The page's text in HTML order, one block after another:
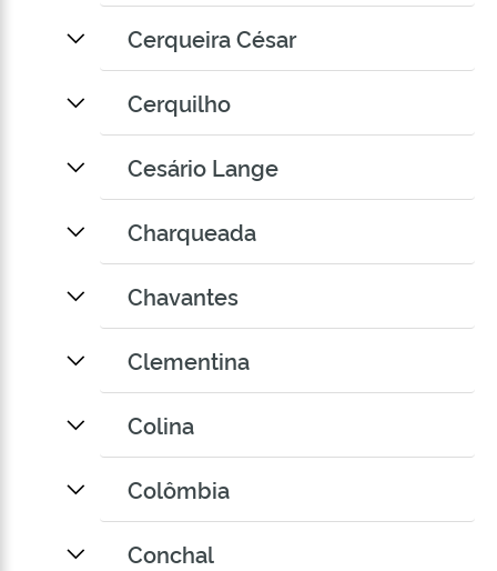
Cerqueira César
Cerquilho
Cesário Lange
Charqueada
Chavantes
Clementina
Colina
Colômbia
Conchal